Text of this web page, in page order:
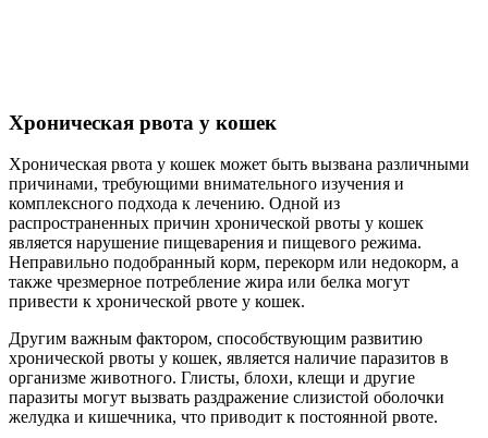
Хроническая рвота у кошек
Хроническая рвота у кошек может быть вызвана различными
причинами, требующими внимательного изучения и
комплексного подхода к лечению. Одной из
распространенных причин хронической рвоты у кошек
является нарушение пищеварения и пищевого режима.
Неправильно подобранный корм, перекорм или недокорм, а
также чрезмерное потребление жира или белка могут
привести к хронической рвоте у кошек.
Другим важным фактором, способствующим развитию
хронической рвоты у кошек, является наличие паразитов в
организме животного. Глисты, блохи, клещи и другие
паразиты могут вызвать раздражение слизистой оболочки
желудка и кишечника, что приводит к постоянной рвоте.